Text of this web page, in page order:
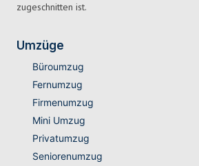
zugeschnitten ist.
Umzüge
Büroumzug
Fernumzug
Firmenumzug
Mini Umzug
Privatumzug
Seniorenumzug